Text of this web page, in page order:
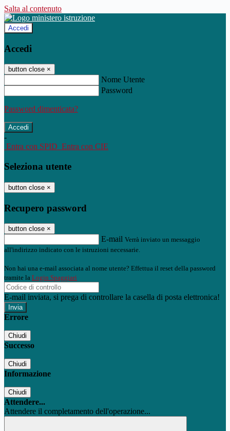
Salta al contenuto
Accedi
Accedi
button close ×
Nome Utente
Password
Password dimenticata?
-
Entra con SPID Entra con CIE
Seleziona utente
button close ×
Recupero password
button close ×
E-mail Verrà inviato un messaggio
all'indirizzo indicato con le istruzioni necessarie.
Non hai una e-mail associata al nome utente? Effettua il reset della password
tramite la Login Spaggiari
E-mail inviata, si prega di controllare la casella di posta elettronica!
Errore
Chiudi
Successo
Chiudi
Informazione
Chiudi
Attendere...
Attendere il completamento dell'operazione...